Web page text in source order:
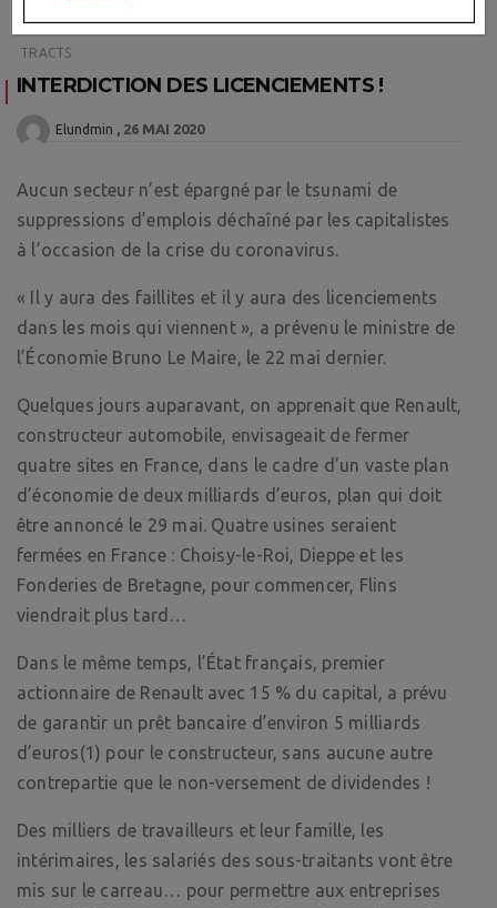
TRACTS
INTERDICTION DES LICENCIEMENTS !
Elundmin 26 MAI 2020
Aucun secteur n’est épargné par le tsunami de
suppressions d’emplois déchaîné par les capitalistes
à l’occasion de la crise du coronavirus.
« Il y aura des faillites et il y aura des licenciements
dans les mois qui viennent », a prévenu le ministre de
l’Économie Bruno Le Maire, le 22 mai dernier.
Quelques jours auparavant, on apprenait que Renault,
constructeur automobile, envisageait de fermer
quatre sites en France, dans le cadre d’un vaste plan
d’économie de deux milliards d’euros, plan qui doit
être annoncé le 29 mai. Quatre usines seraient
fermées en France : Choisy-le-Roi, Dieppe et les
Fonderies de Bretagne, pour commencer, Flins
viendrait plus tard…
Dans le même temps, l’État français, premier
actionnaire de Renault avec 15 % du capital, a prévu
de garantir un prêt bancaire d’environ 5 milliards
d’euros(1) pour le constructeur, sans aucune autre
contrepartie que le non-versement de dividendes !
Des milliers de travailleurs et leur famille, les
intérimaires, les salariés des sous-traitants vont être
mis sur le carreau… pour permettre aux entreprises